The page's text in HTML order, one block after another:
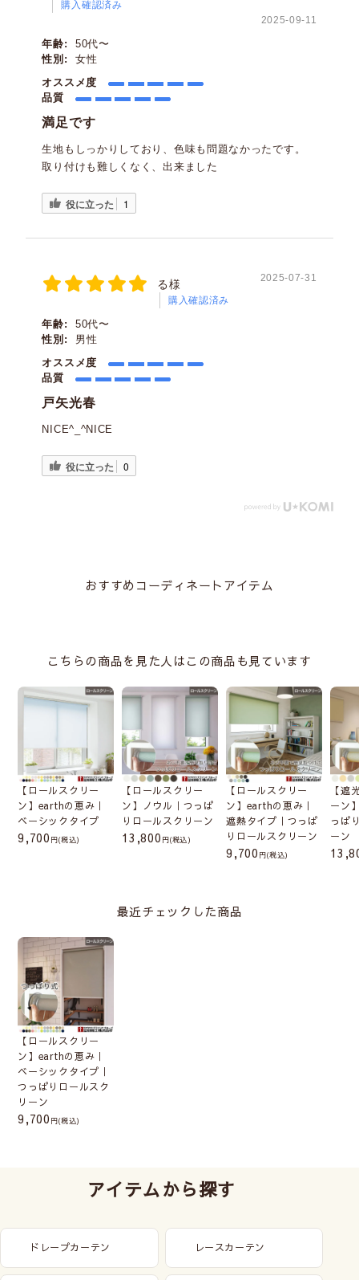
購入確認済み
2025-09-11
年齢:
50代〜
性別:
女性
オススメ度
品質
満足です
生地もしっかりしており、色味も問題なかったです。
取り付けも難しくなく、出来ました
役に立った 1
る様
購入確認済み
2025-07-31
年齢:
50代〜
性別:
男性
オススメ度
品質
戸矢光春
NICE^_^NICE
役に立った 0
おすすめコーディネートアイテム
こちらの商品を見た人はこの商品も見ています
【ロールスクリー
ン】earthの恵み｜
ベーシックタイプ
9,700 (税込)
【ロールスクリー
ン】ノウル｜つっぱ
りロールスクリーン
13,800 (税込)
【ロールスクリー
ン】earthの恵み｜
遮熱タイプ｜つっぱ
りロールスクリーン
9,700 (税込)
【遮
ーン
っぱ
ーン
最近チェックした商品
【ロールスクリー
ン】earthの恵み｜
ベーシックタイプ｜
つっぱりロールスク
リーン
9,700 (税込)
アイテムから探す
ドレープカーテン レースカーテン